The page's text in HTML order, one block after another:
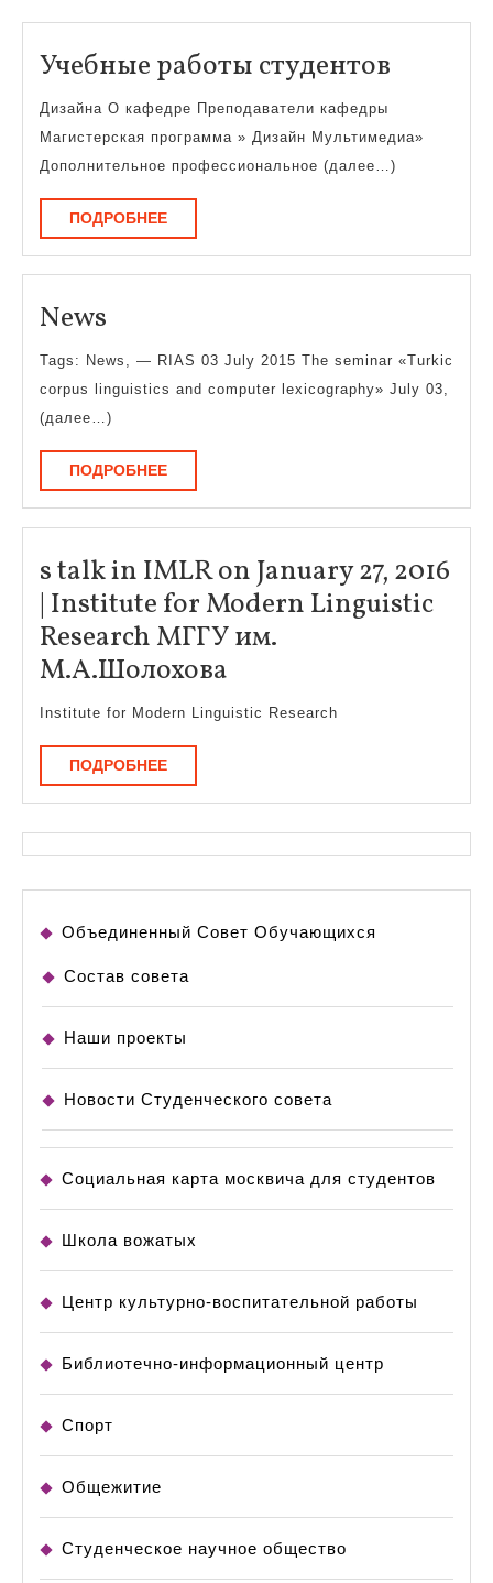
Учебные работы студентов
Дизайна О кафедре Преподаватели кафедры
Магистерская программа » Дизайн Мультимедиа»
Дополнительное профессиональное (далее…)
ПОДРОБНЕЕПОДРОБНЕЕ
News
Tags: News, — RIAS 03 July 2015 The seminar «Turkic
corpus linguistics and computer lexicography» July 03,
(далее…)
ПОДРОБНЕЕПОДРОБНЕЕ
s talk in IMLR on January 27, 2016
| Institute for Modern Linguistic
Research МГГУ им.
М.А.Шолохова
talk
on
January
27,
2016
|
for
Linguistic
Research
МГГУ
М.А.Шолохова
Institute for Modern Linguistic Research
ПОДРОБНЕЕПОДРОБНЕЕ
Объединенный Совет Обучающихся
Состав совета
Наши проекты
Новости Студенческого совета
Социальная карта москвича для студентов
Школа вожатых
Центр культурно-воспитательной работы
Библиотечно-информационный центр
Спорт
Общежитие
Студенческое научное общество